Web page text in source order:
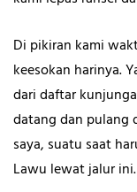
Di pikiran kami
keesokan harinya.
dari daftar
datang dan pulang
saya, suatu saat
Lawu lewat jalur ini.